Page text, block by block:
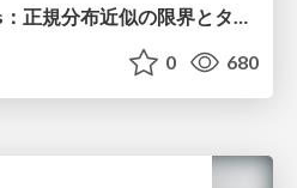
GLIM とMegaParticles：正規分布近似の限界とタイトカップリング＆パーティクルフィルタの進展 / GLIM and MegaParticles : Progress of the distribution representation in SLAM
0 680